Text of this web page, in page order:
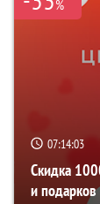
%
07:14:02
Скидка
и